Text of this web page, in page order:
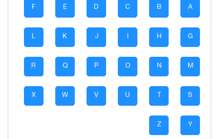
A
B
C
D
E
F
G
H
I
J
K
L
M
N
O
P
Q
R
S
T
U
V
W
X
Y
Z